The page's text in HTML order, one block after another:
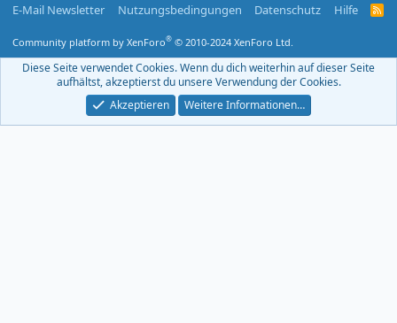
E-Mail Newsletter
Nutzungsbedingungen Datenschutz Hilfe
R
S
F
Community platform by XenForo® © 2010-2024 XenForo Ltd.
Diese Seite verwendet Cookies. Wenn du dich weiterhin auf dieser Seite
aufhältst, akzeptierst du unsere Verwendung der Cookies.
Akzeptieren
Weitere Informationen…